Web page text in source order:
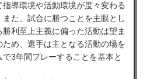
導環境や活動環境が度々変わる
た、試合に勝つことを主眼とし
利至上主義に偏った活動は望ま
め、選手は主となる活動の場を
3年間プレーすることを基本と